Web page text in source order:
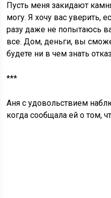
Пусть меня закидают
могу. Я хочу вас уверить,
разу даже не попытаюсь
все. Дом, деньги, вы
будете ни в чем знать
***
Аня с удовольствием
когда сообщала ей о том,